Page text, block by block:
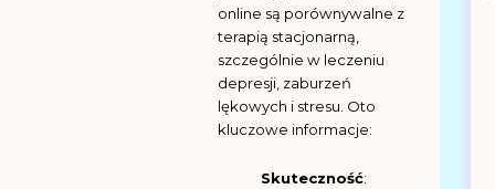
online są porównywalne z
terapią stacjonarną,
szczególnie w leczeniu
depresji, zaburzeń
lękowych i stresu. Oto
kluczowe informacje:
Skuteczność: